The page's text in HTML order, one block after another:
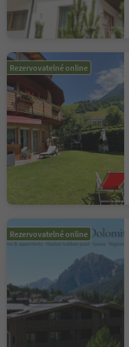
Rezervovatelné online
Rezervovatelné online